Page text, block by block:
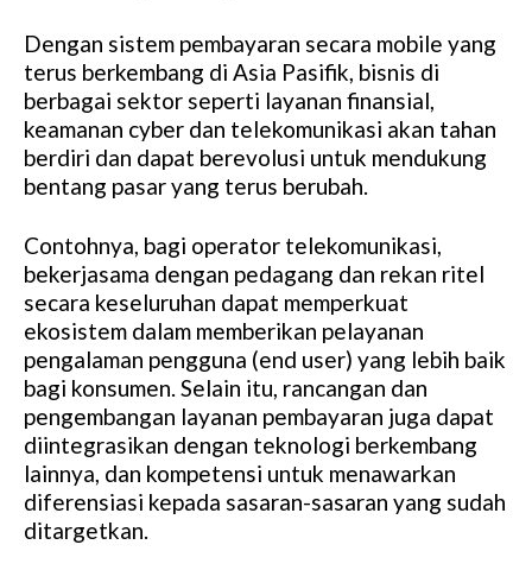
Dengan sistem pembayaran secara mobile yang
terus berkembang di Asia Pasifik, bisnis di
berbagai sektor seperti layanan finansial,
keamanan cyber dan telekomunikasi akan tahan
berdiri dan dapat berevolusi untuk mendukung
bentang pasar yang terus berubah.
Contohnya, bagi operator telekomunikasi,
bekerjasama dengan pedagang dan rekan ritel
secara keseluruhan dapat memperkuat
ekosistem dalam memberikan pelayanan
pengalaman pengguna (end user) yang lebih baik
bagi konsumen. Selain itu, rancangan dan
pengembangan layanan pembayaran juga dapat
diintegrasikan dengan teknologi berkembang
lainnya, dan kompetensi untuk menawarkan
diferensiasi kepada sasaran-sasaran yang sudah
ditargetkan.